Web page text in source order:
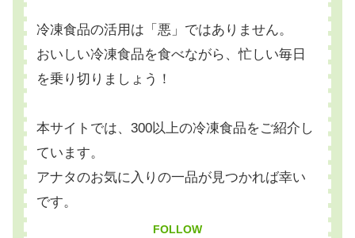
冷凍食品の活用は「悪」ではありません。
おいしい冷凍食品を食べながら、忙しい毎日
を乗り切りましょう！
本サイトでは、300以上の冷凍食品をご紹介し
ています。
アナタのお気に入りの一品が見つかれば幸い
です。
FOLLOW